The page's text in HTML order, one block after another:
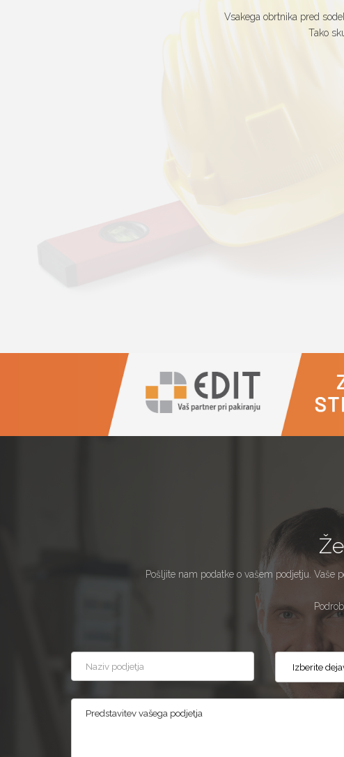
Vsakega obrtnika pred
Tako
Pošljite nam podatke o vašem podjetju. Vaše